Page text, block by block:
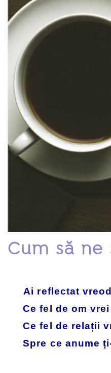
Cum să
Ai reflectat
Ce fel de om vrei
Ce fel de relații
Spre ce anume